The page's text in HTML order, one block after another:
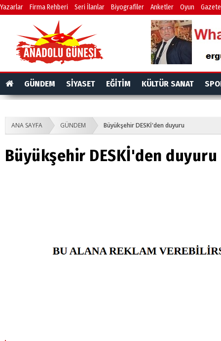
Yazarlar Firma Rehberi Seri İlanlar Biyografiler Anketler Oyun
GÜNDEM SİYASET EĞİTİM KÜLTÜR SANAT
ANA SAYFA GÜNDEM Büyükşehir DESKİ'den duyuru
Büyükşehir DESKİ'den duyuru